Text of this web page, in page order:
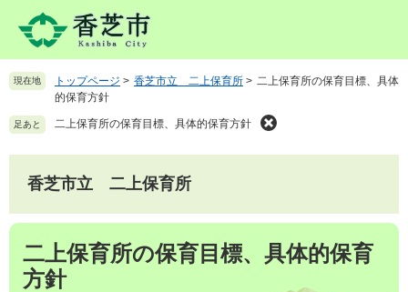
先を 現在地 トップページ > 香芝市立 二上保育所 > 二上保育所の保育目標、具体
的保育方針
足あと 二上保育所の保育目標、具体的保育方針
香芝市立 二上保育所
本
二上保育所の保育目標、具体的保育
方針